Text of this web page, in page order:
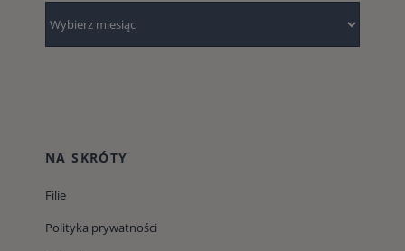
NA SKRÓTY
Filie
Polityka prywatności